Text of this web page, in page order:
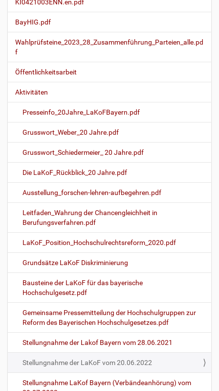
KI0421003ENN.en.pdf
BayHIG.pdf
Wahlprüfsteine_2023_28_Zusammenführung_Parteien_alle.pd
f
Öffentlichkeitsarbeit
Aktivitäten
Presseinfo_20Jahre_LaKoFBayern.pdf
Grusswort_Weber_20 Jahre.pdf
Grusswort_Schiedermeier_ 20 Jahre.pdf
Die LaKoF_Rückblick_20 Jahre.pdf
Ausstellung_forschen-lehren-aufbegehren.pdf
Leitfaden_Wahrung der Chancengleichheit in
Berufungsverfahren.pdf
LaKoF_Position_Hochschulrechtsreform_2020.pdf
Grundsätze LaKoF Diskriminierung
Bausteine der LaKoF für das bayerische
Hochschulgesetz.pdf
Gemeinsame Pressemitteilung der Hochschulgruppen zur
Reform des Bayerischen Hochschulgesetzes.pdf
Stellungnahme der Lakof Bayern vom 28.06.2021
Stellungnahme der LaKoF vom 20.06.2022
Stellungnahme LaKof Bayern (Verbändeanhörung) vom